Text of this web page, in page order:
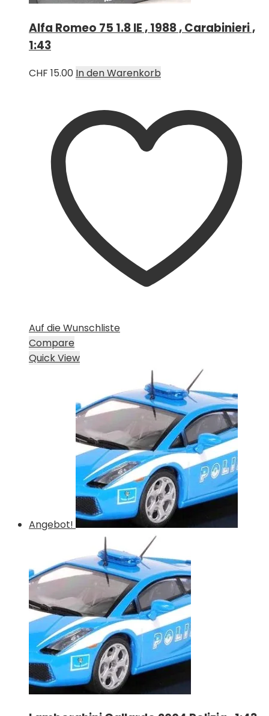
Alfa Romeo 75 1.8 IE , 1988 , Carabinieri ,
1:43
CHF 15.00 In den Warenkorb
Auf die Wunschliste
Compare
Quick View
Angebot!